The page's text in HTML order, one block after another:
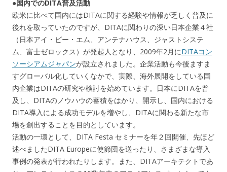
●国内でのDITA普及活動
欧米に比べて国内にはDITAに関する経験や情報が乏しく普及に
後れを取っていたのですが、DITAに関わりの深い日本企業４社
（日本アイ・ビー・エム、アンテナハウス、ジャストシステ
ム、富士ゼロックス）が発起人となり、2009年2月にDITAコン
ソーシアムジャパンが設立されました。企業活動も今後ますま
すグローバル化していくなかで、実際、海外展開をしている国
内企業はDITAの研究や検討を始めています。日本にDITAを普
及し、DITAのノウハウの蓄積をはかり、開示し、国内における
DITA導入による成功モデルを増やし、DITAに関わる新たな市
場を創出することを目的としています。
活動の一環として、DITA Festa セミナーを年２回開催、先ほど
述べましたDITA Europeに使節団を送ったり、さまざまな導入
事例の発表が行われたりします。また、DITAアーキテクトであ